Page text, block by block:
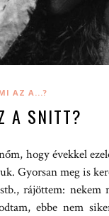
AZ A...?
A SNITT?
hogy évekkel
Gyorsan meg is
rájöttem: nekem
ebbe nem